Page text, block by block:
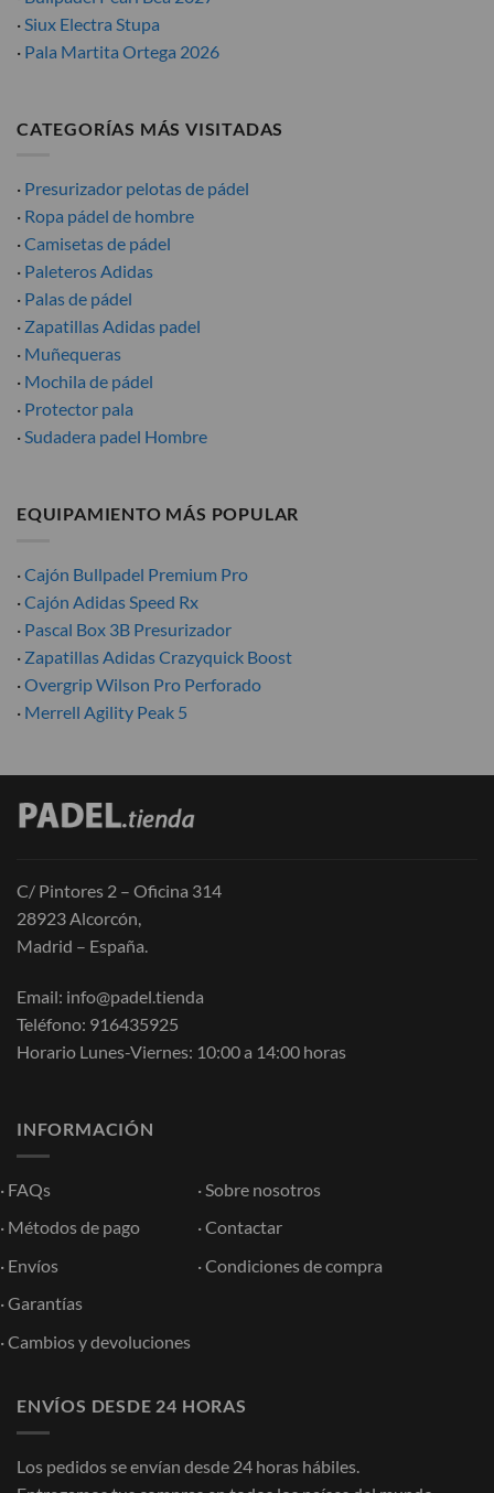
·Siux Electra Stupa
· Pala Martita Ortega 2026
CATEGORÍAS MÁS VISITADAS
· Presurizador pelotas de pádel
· Ropa pádel de hombre
·Camisetas de pádel
· Paleteros Adidas
· Palas de pádel
· Zapatillas Adidas padel
· Muñequeras
· Mochila de pádel
· Protector pala
·Sudadera padel Hombre
EQUIPAMIENTO MÁS POPULAR
·Cajón Bullpadel Premium Pro
·Cajón Adidas Speed Rx
· Pascal Box 3B Presurizador
· Zapatillas Adidas Crazyquick Boost
·Overgrip Wilson Pro Perforado
· Merrell Agility Peak 5
C/ Pintores 2 – Oficina 314
28923 Alcorcón,
Madrid – España.
Email: info@padel.tienda
Teléfono: 916435925
Horario Lunes-Viernes: 10:00 a 14:00 horas
INFORMACIÓN
· FAQs
· Métodos de pago
· Envíos
·Garantías
·Cambios y devoluciones
· Sobre nosotros
·Contactar
·Condiciones de compra
ENVÍOS DESDE 24 HORAS
Los pedidos se envían desde 24 horas hábiles.